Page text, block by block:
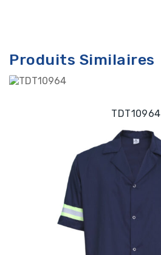
Produits Similaires
TDT10964